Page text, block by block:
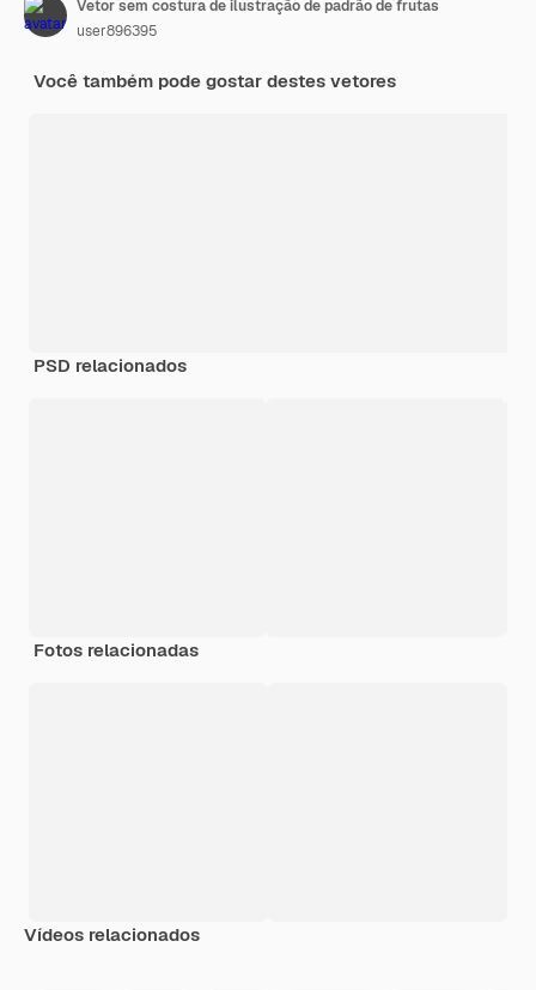
Vetor sem costura de ilustração de padrão de frutas
user896395
Você também pode gostar destes vetores
PSD relacionados
Fotos relacionadas
Vídeos relacionados